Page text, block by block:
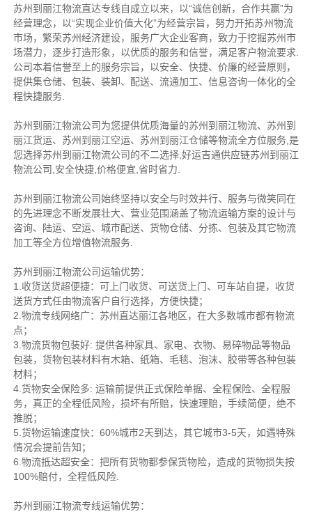
苏州到丽江物流直达专线自成立以来，以“诚信创新，合作共赢”为
经营理念，以“实现企业价值大化”为经营宗旨，努力开拓苏州物流
市场，繁荣苏州经济建设，服务广大企业客商，致力于挖掘苏州市
场潜力，逐步打造形象，以优质的服务和信誉，满足客户物流要求.
公司本着信誉至上的服务宗旨，以安全、快捷、价廉的经营原则，
提供集仓储、包装、装卸、配送、流通加工、信息咨询一体化的全
程快捷服务.
苏州到丽江物流公司为您提供优质海量的苏州到丽江物流、苏州到
丽江货运、苏州到丽江空运、苏州到丽江仓储等物流全方位服务,是
您选择苏州到丽江物流公司的不二选择,好运吉通供应链苏州到丽江
物流公司,安全快捷,价格便宜,省时省力.
苏州到丽江物流公司始终坚持以安全与时效并行、服务与微笑同在
的先进理念不断发展壮大、营业范围涵盖了物流运输方案的设计与
咨询、陆运、空运、城市配送、货物仓储、分拣、包装及其它物流
加工等全方位增值物流服务.
苏州到丽江物流公司运输优势：
1.收货送货超便捷：可上门收货、可送货上门、可车站自提，收货
送货方式任由物流客户自行选择，方便快捷；
2.物流专线网络广：苏州直达丽江各地区，在大多数城市都有物流
点；
3.物流货物包装好: 提供各种家具、家电、衣物、易碎物品等物品
包装，货物包装材料有木箱、纸箱、毛毯、泡沫、胶带等各种包装
材料；
4.货物安全保险多: 运输前提供正式保险单据、全程保险、全程服
务，真正的全程低风险，损坏有所赔，快速理赔，手续简便，绝不
推脱；
5.货物运输速度快：60%城市2天到达，其它城市3-5天，如遇特殊
情况会提前告知；
6.物流抵达超安全：把所有货物都参保货物险，造成的货物损失按
100%赔付，全程低风险.
苏州到丽江物流专线运输优势：